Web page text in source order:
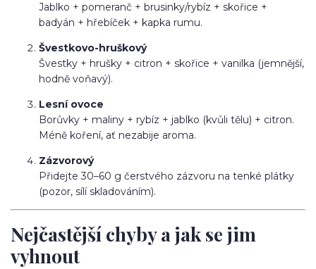
Jablko + pomeranč + brusinky/rybíz + skořice +
badyán + hřebíček + kapka rumu.
Švestkovo-hruškový
Švestky + hrušky + citron + skořice + vanilka (jemnější,
hodně voňavý).
Lesní ovoce
Borůvky + maliny + rybíz + jablko (kvůli tělu) + citron.
Méně koření, ať nezabije aroma.
Zázvorový
Přidejte 30–60 g čerstvého zázvoru na tenké plátky
(pozor, sílí skladováním).
Nejčastější chyby a jak se jim
vyhnout